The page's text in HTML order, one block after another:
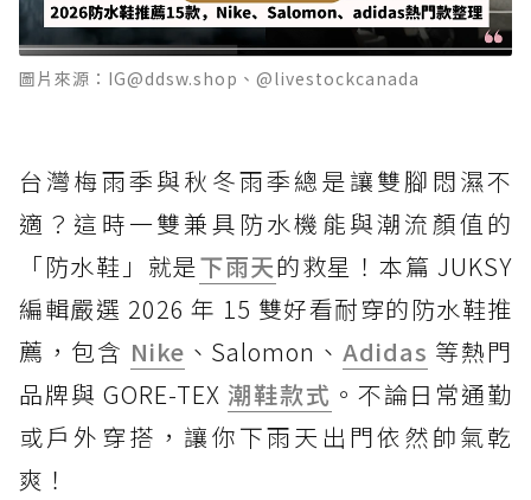
圖片來源：IG@ddsw.shop、@livestockcanada
台灣梅雨季與秋冬雨季總是讓雙腳悶濕不
適？這時一雙兼具防水機能與潮流顏值的
「防水鞋」就是下雨天的救星！本篇 JUKSY
編輯嚴選 2026 年 15 雙好看耐穿的防水鞋推
薦，包含 Nike 、Salomon、Adidas 等熱門
品牌與 GORE-TEX 潮鞋款式 。不論日常通勤
或戶外穿搭，讓你下雨天出門依然帥氣乾
爽！